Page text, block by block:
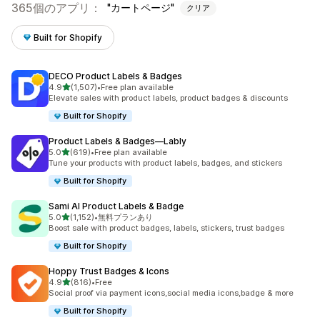
365個のアプリ： カートページ クリア
Built for Shopify
DECO Product Labels & Badges
4.95つ星中
(1,507)
合計レビュー数：1507件
•Free plan available
Elevate sales with product labels, product badges & discounts
Built for Shopify
Product Labels & Badges—Lably
5.05つ星中
(619)
合計レビュー数：619件
•Free plan available
Tune your products with product labels, badges, and stickers
Built for Shopify
Sami AI Product Labels & Badge
5.05つ星中
(1,152)
合計レビュー数：1152件
•無料プランあり
Boost sale with product badges, labels, stickers, trust badges
Built for Shopify
Hoppy Trust Badges & Icons
4.95つ星中
(816)
合計レビュー数：816件
•Free
Social proof via payment icons,social media icons,badge & more
Built for Shopify